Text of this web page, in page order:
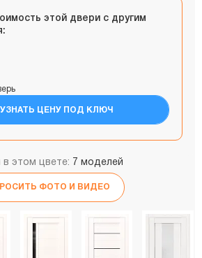
этой двери с другим
УЗНАТЬ ЦЕНУ ПОД КЛЮЧ
этом цвете: 7 моделей
ФОТО И ВИДЕО